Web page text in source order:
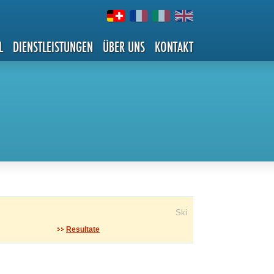
DIENSTLEISTUNGEN ÜBER UNS KONTAKT
Ski
Resultate